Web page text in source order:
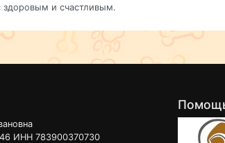
здоровым и счастливым.
ИНН 783900370730